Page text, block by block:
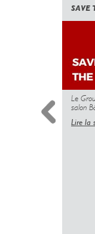
SAVE
Le
salon
Lire la